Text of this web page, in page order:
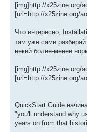
[img]http://x25zine.org/
[url=http://x25zine.org/
Что интересно,
там уже сами
некий более-менее
[img]http://x25zine.org/
[url=http://x25zine.org/
QuickStart Guide
"you'll understand why
years on from that